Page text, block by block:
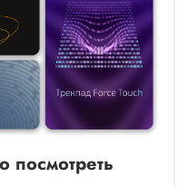
посмотреть